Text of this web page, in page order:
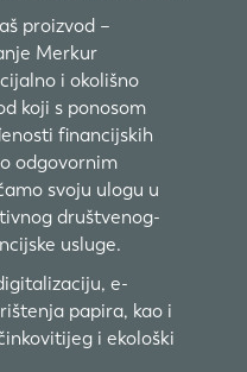
proizvod –
Merkur
i okolišno
koji s ponosom
financijskih
odgovornim
svoju ulogu u
društvenog-
usluge.
e-
papira, kao i
i ekološki